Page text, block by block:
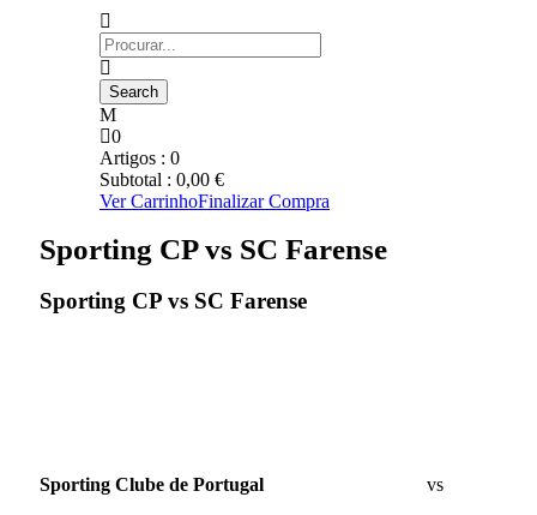
0
Artigos : 0
Subtotal : 0,00 €
Ver CarrinhoFinalizar Compra
Sporting CP vs SC Farense
Sporting CP vs SC Farense
Sporting Clube de Portugal vs